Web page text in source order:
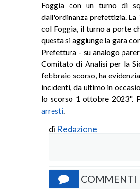
Foggia con un turno di
dall'ordinanza prefettizia. La
col Foggia, il turno a porte
questa si aggiunge la gara
Prefettura - su analogo
Comitato di Analisi per la
febbraio scorso, ha
incidenti, da ultimo in
lo scorso 1 ottobre 2023".
arresti.
di Redazione
COMMENTI